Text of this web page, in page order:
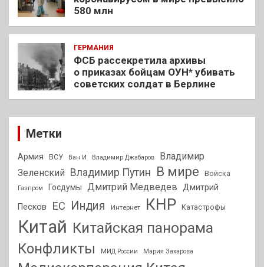
580 млн
ГЕРМАНИЯ
ФСБ рассекретила архивы
о приказах бойцам ОУН* убивать
советских солдат в Берлине
Метки
Армия ВСУ Ван И Владимир Джабаров
Владимир
Зеленский
Владимир Путин В мире Войска
Газпром Госдумы Дмитрий Медведев Дмитрий
Песков
ЕС Индия Интернет КНР Катастрофы
Китай Китайская панорама
Конфликты
МИД России Мария Захарова